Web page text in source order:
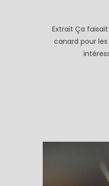
Extrait Ça
canard pour